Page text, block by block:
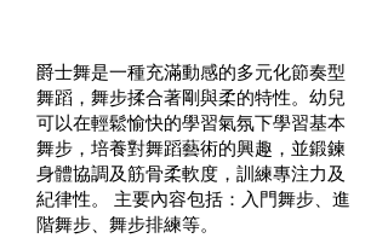
爵士舞是一種充滿動感的多元化節奏型
舞蹈，舞步揉合著剛與柔的特性。幼兒
可以在輕鬆愉快的學習氣氛下學習基本
舞步，培養對舞蹈藝術的興趣，並鍛鍊
身體協調及筋骨柔軟度，訓練專注力及
紀律性。 主要內容包括：入門舞步、進
階舞步、舞步排練等。